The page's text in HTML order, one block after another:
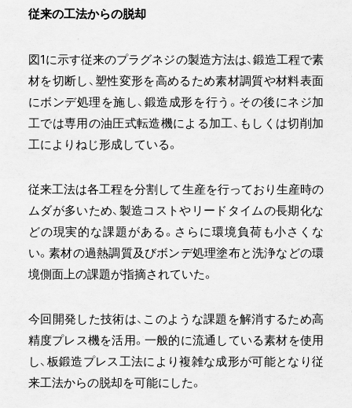
従来の工法からの脱却
図1に示す従来のプラグネジの製造方法は、鍛造工程で素
材を切断し、塑性変形を高めるため素材調質や材料表面
にボンデ処理を施し、鍛造成形を行う。その後にネジ加
工では専用の油圧式転造機による加工、もしくは切削加
工によりねじ形成している。
従来工法は各工程を分割して生産を行っており生産時の
ムダが多いため、製造コストやリードタイムの長期化な
どの現実的な課題がある。さらに環境負荷も小さくな
い。素材の過熱調質及びボンデ処理塗布と洗浄などの環
境側面上の課題が指摘されていた。
今回開発した技術は、このような課題を解消するため高
精度プレス機を活用。一般的に流通している素材を使用
し、板鍛造プレス工法により複雑な成形が可能となり従
来工法からの脱却を可能にした。